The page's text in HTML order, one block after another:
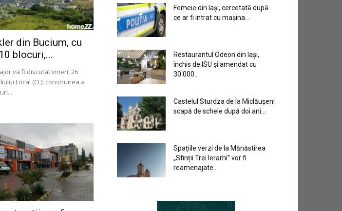
din Bucium, cu
blocuri,...
va fi discutat vineri, 26
Local (CL): construirea a
Femeie din Iași, cercetată după
ce ar fi intrat cu mașina...
Restaurantul Odeon din Iași,
închis de ISU și amendat cu
30.000...
Castelul Sturdza de la Miclăușeni
scapă de schele după doi ani...
Spațiile verzi de la Mănăstirea
„Sfinții Trei Ierarhi” vor fi
reamenajate...